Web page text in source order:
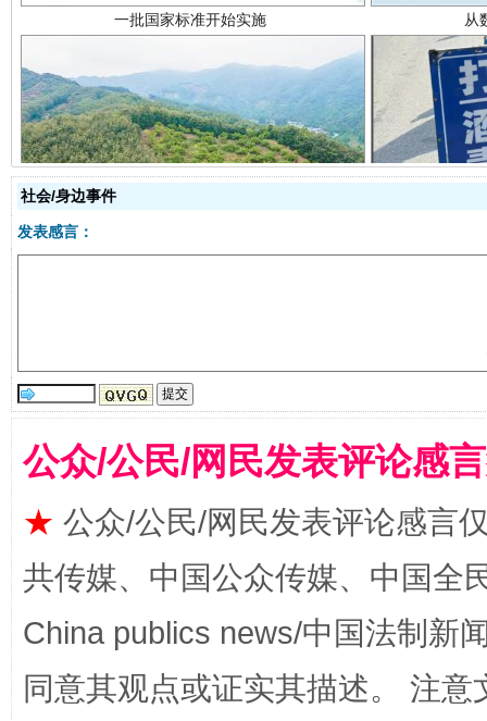
以产业富民促振兴 酒驾
从幼儿园到大学，有这些资助 “
社会/身边事件
发表感言：
公众/公民/网民发表评论感
★ 公众/公民/网民发表评论感言
共传媒、中国公众传媒、中国全
China publics news/中国法制新
同意其观点或证实其描述。 注